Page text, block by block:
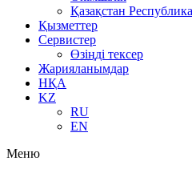
Қазақстан
Қызметтер
Сервистер
Өзіңді тексер
Жарияланымдар
НҚА
KZ
RU
EN
Меню